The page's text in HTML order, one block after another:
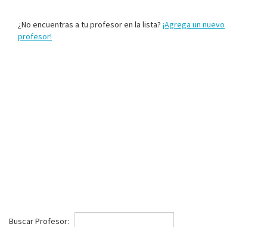
¿No encuentras a tu profesor en la lista? ¡Agrega un nuevo
profesor!
Buscar Profesor: